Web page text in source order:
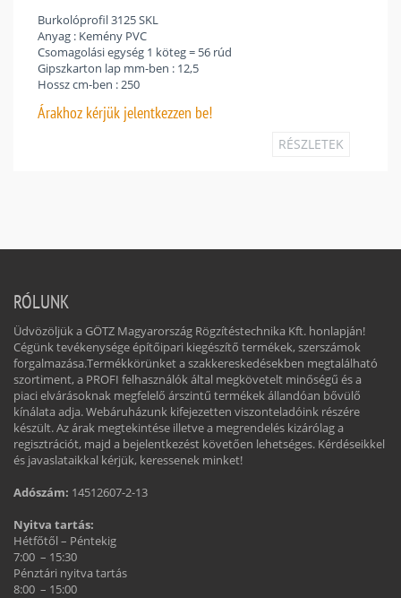
Burkolóprofil 3125 SKL
Anyag : Kemény PVC
Csomagolási egység 1 köteg = 56 rúd
Gipszkarton lap mm-ben : 12,5
Hossz cm-ben : 250
Árakhoz kérjük jelentkezzen be!
RÉSZLETEK
RÓLUNK
Üdvözöljük a GÖTZ Magyarország Rögzítéstechnika Kft. honlapján!
Cégünk tevékenysége építőipari kiegészítő termékek, szerszámok
forgalmazása.Termékkörünket a szakkereskedésekben megtalálható
szortiment, a PROFI felhasználók által megkövetelt minőségű és a
piaci elvárásoknak megfelelő árszintű termékek állandóan bővülő
kínálata adja. Webáruházunk kifejezetten viszonteladóink részére
készült. Az árak megtekintése illetve a megrendelés kizárólag a
regisztrációt, majd a bejelentkezést követően lehetséges. Kérdéseikkel
és javaslataikkal kérjük, keressenek minket!
Adószám: 14512607-2-13
Nyitva tartás:
Hétfőtől – Péntekig
7:00 – 15:30
Pénztári nyitva tartás
8:00 – 15:00